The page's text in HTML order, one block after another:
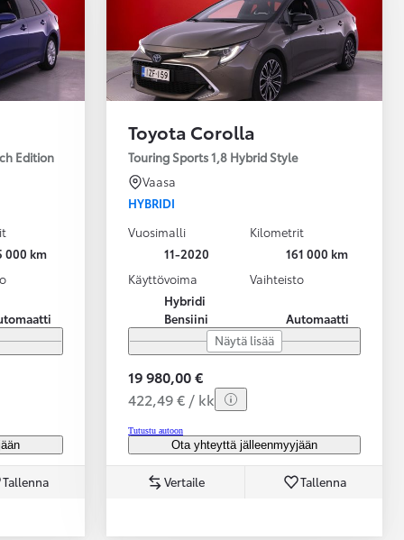
Edition
000 km
Tallenna
Toyota Corolla
Touring Sports 1,8 Hybrid Style
Vaasa
HYBRIDI
Vuosimalli
11-2020
Kilometrit
161 000 km
Käyttövoima
Hybridi
Bensiini
Vaihteisto
Automaatti
Näytä lisää
19 980,00 €
422,49 € / kk
Tutustu autoon
Ota yhteyttä jälleenmyyjään
Vertaile Tallenna